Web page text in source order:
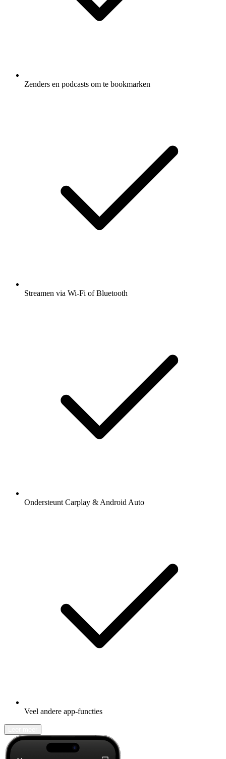
Zenders en podcasts om te bookmarken
Streamen via Wi-Fi of Bluetooth
Ondersteunt Carplay & Android Auto
Veel andere app-functies